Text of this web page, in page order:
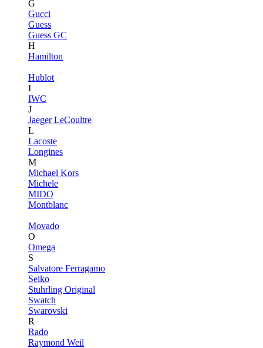
G
Gucci
Guess
Guess GC
H
Hamilton
Hublot
I
IWC
J
Jaeger LeCoultre
L
Lacoste
Longines
M
Michael Kors
Michele
MIDO
Montblanc
Movado
O
Omega
S
Salvatore Ferragamo
Seiko
Stuhrling Original
Swatch
Swarovski
R
Rado
Raymond Weil